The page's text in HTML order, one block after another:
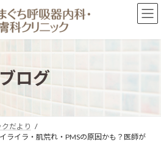
ブログ
だより
イライラ・肌荒れ・PMSの原因かも？医師が